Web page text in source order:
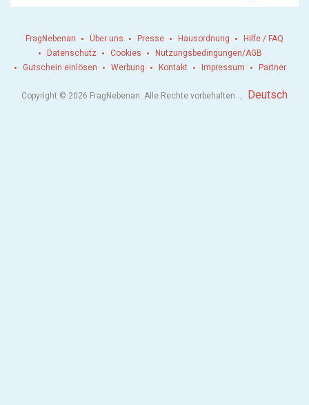
FragNebenan Über uns Presse Hausordnung
Hilfe / FAQ
Datenschutz
Cookies
Nutzungsbedingungen/AGB
Gutschein einlösen
Werbung Kontakt Impressum Partner
Copyright © 2026 FragNebenan. Alle Rechte vorbehalten . Deutsch